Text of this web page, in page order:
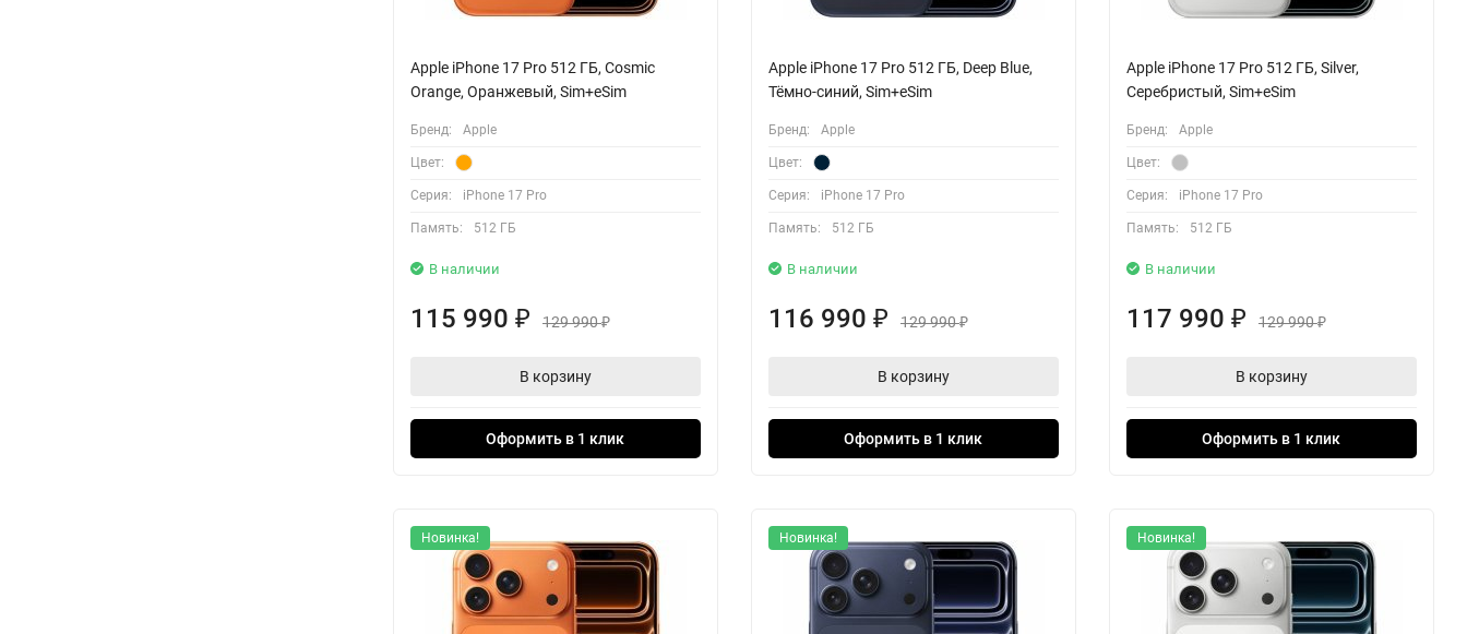
Apple iPhone 17 Pro 512 ГБ, Cosmic
Orange, Оранжевый, Sim+eSim
Бренд: Apple
Цвет:
Серия: iPhone 17 Pro
Память: 512 ГБ
В наличии
115 990 ₽ 129 990₽
В корзину
Оформить в 1 клик
Apple iPhone 17 Pro 512 ГБ, Deep Blue,
Тёмно-синий, Sim+eSim
Бренд: Apple
Цвет:
Серия: iPhone 17 Pro
Память: 512 ГБ
В наличии
116 990 ₽ 129 990₽
В корзину
Оформить в 1 клик
Apple iPhone 17 Pro 512 ГБ, Silver,
Серебристый, Sim+eSim
Бренд: Apple
Цвет:
Серия: iPhone 17 Pro
Память: 512 ГБ
В наличии
117 990 ₽ 129 990₽
В корзину
Оформить в 1 клик
Новинка! Новинка! Новинка!